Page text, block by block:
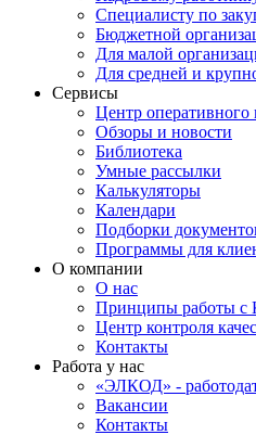
Специалисту по
Бюджетной
Для малой
Для средней и
Сервисы
Центр оперативного
Обзоры и новости
Библиотека
Умные рассылки
Калькуляторы
Календари
Подборки
Программы для
О компании
О нас
Принципы работы с
Центр контроля
Контакты
Работа у нас
«ЭЛКОД» -
Вакансии
Контакты